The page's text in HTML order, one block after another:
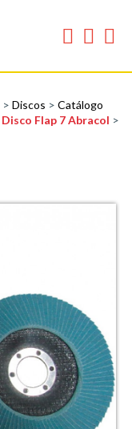
> Discos > Catálogo
Disco Flap 7 Abracol >